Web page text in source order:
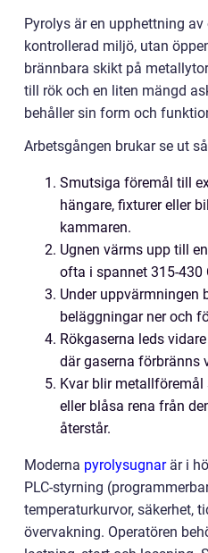
Pyrolys är en upphettning
kontrollerad miljö, utan
brännbara skikt på
till rök och en liten mängd
behåller sin form och
Arbetsgången brukar se ut
Smutsiga föremål till
hängare, fixturer eller
kammaren.
Ugnen värms upp till
ofta i spannet 315-430
Under uppvärmningen
beläggningar ner och
Rökgaserna leds
där gaserna förbränns
Kvar blir
eller blåsa rena från
återstår.
Moderna pyrolysugnarär i
PLC-styrning
temperaturkurvor, säkerhet,
övervakning. Operatören